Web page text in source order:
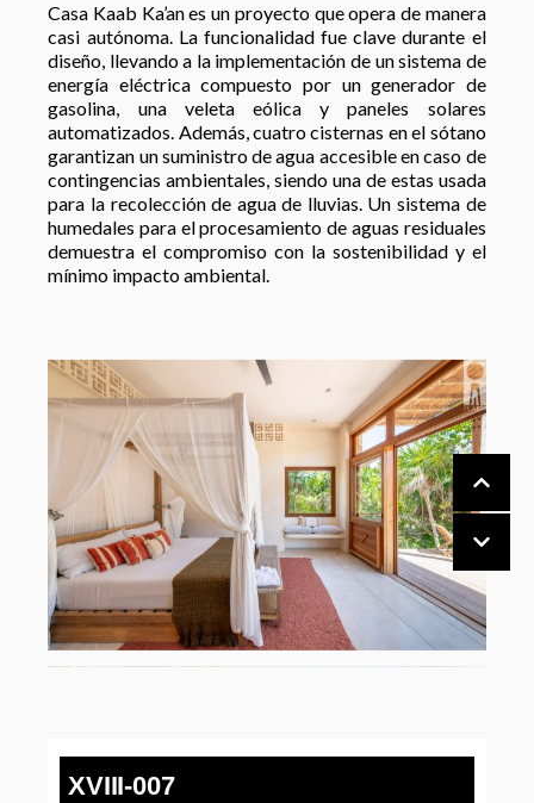
Casa Kaab Ka’an es un proyecto que opera de manera
casi autónoma. La funcionalidad fue clave durante el
diseño, llevando a la implementación de un sistema de
energía eléctrica compuesto por un generador de
gasolina, una veleta eólica y paneles solares
automatizados. Además, cuatro cisternas en el sótano
garantizan un suministro de agua accesible en caso de
contingencias ambientales, siendo una de estas usada
para la recolección de agua de lluvias. Un sistema de
humedales para el procesamiento de aguas residuales
demuestra el compromiso con la sostenibilidad y el
mínimo impacto ambiental.
XVIII-007